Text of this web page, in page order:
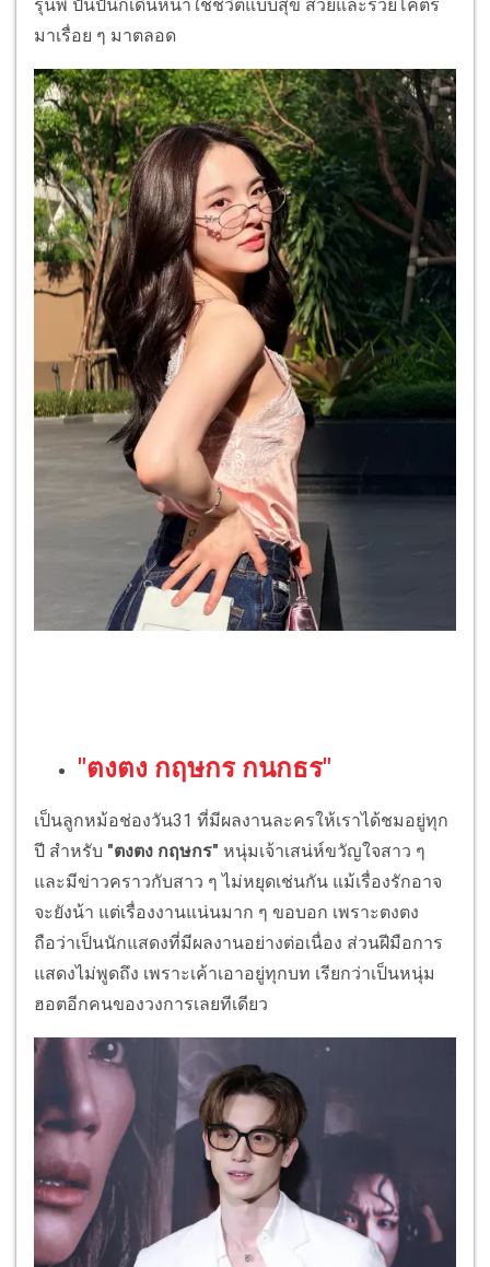
รุ่นพี่ ปันปันก็เดินหน้าใช้ชีวิตแบบสุข สวยและรวยโคตร
มาเรื่อย ๆ มาตลอด
"ตงตง กฤษกร กนกธร"
เป็นลูกหม้อช่องวัน31 ที่มีผลงานละครให้เราได้ชมอยู่ทุก
ปี สำหรับ "ตงตง กฤษกร" หนุ่มเจ้าเสน่ห์ขวัญใจสาว ๆ
และมีข่าวคราวกับสาว ๆ ไม่หยุดเช่นกัน แม้เรื่องรักอาจ
จะยังน้า แต่เรื่องงานแน่นมาก ๆ ขอบอก เพราะตงตง
ถือว่าเป็นนักแสดงที่มีผลงานอย่างต่อเนื่อง ส่วนฝีมือการ
แสดงไม่พูดถึง เพราะเค้าเอาอยู่ทุกบท เรียกว่าเป็นหนุ่ม
ฮอตอีกคนของวงการเลยทีเดียว